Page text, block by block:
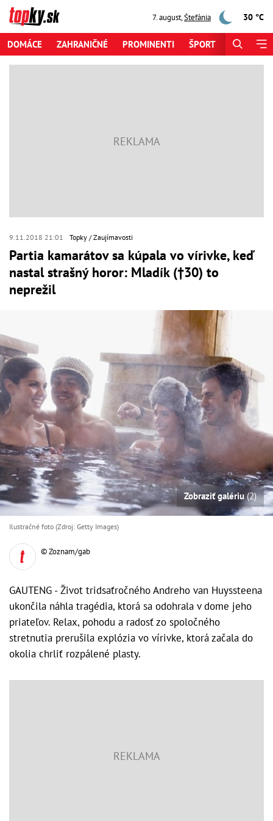
7. august,Štefánia 30 °C
DOMÁCE ZAHRANIČNÉ PROMINENTI ŠPORT
9.11.2018 21:01 Topky Zaujímavosti
Partia kamarátov sa kúpala vo vírivke, keď
nastal strašný horor: Mladík (†30) to
neprežil
Zobraziť galériu(2)
Ilustračné foto (Zdroj: Getty Images)
© Zoznam/gab
GAUTENG - Život tridsaťročného Andreho van Huyssteena
ukončila náhla tragédia, ktorá sa odohrala v dome jeho
priateľov. Relax, pohodu a radosť zo spoločného
stretnutia prerušila explózia vo vírivke, ktorá začala do
okolia chrliť rozpálené plasty.